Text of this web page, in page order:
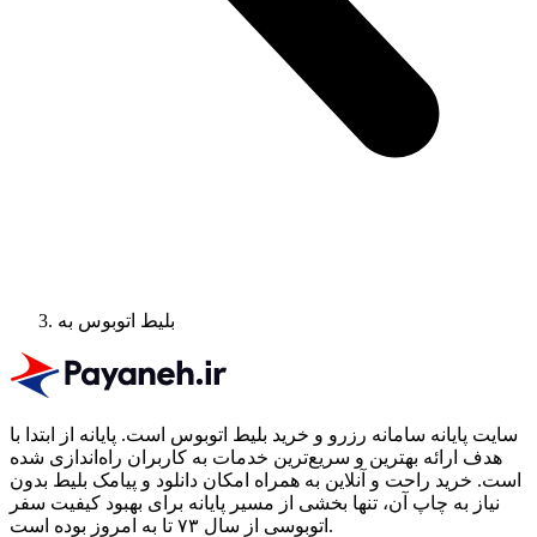
بلیط اتوبوس به
سایت پایانه سامانه رزرو و خرید بلیط اتوبوس است. پایانه از ابتدا با
هدف ارائه بهترین و سریع‌ترین خدمات به کاربران راه‌اندازی شده
است. خرید راحت و آنلاین به همراه امکان دانلود و پیامک بلیط بدون
نیاز به چاپ آن، تنها بخشی از مسیر پایانه برای بهبود کیفیت سفر
اتوبوسی از سال ۷۳ تا به امروز بوده است.